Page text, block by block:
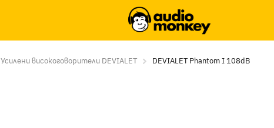
Усилени високоговорители DEVIALET DEVIALET Phantom I 108dB